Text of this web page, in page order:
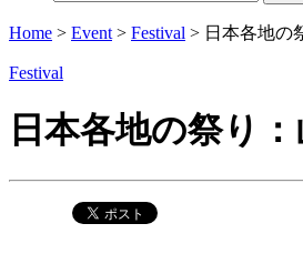
Home > Event > Festival > 日本各地の
Festival
日本各地の祭り